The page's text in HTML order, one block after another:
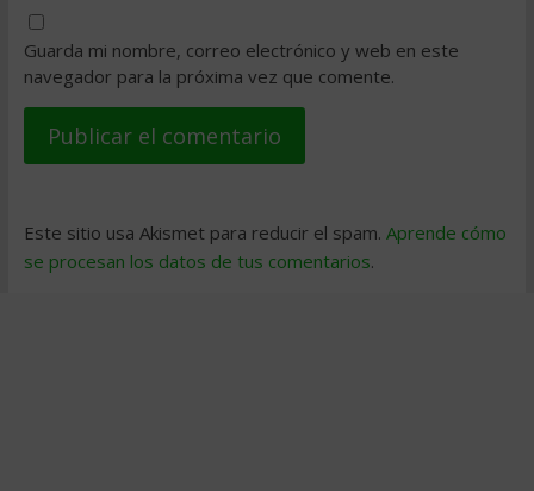
Guarda mi nombre, correo electrónico y web en este
navegador para la próxima vez que comente.
Este sitio usa Akismet para reducir el spam. Aprende cómo
se procesan los datos de tus comentarios.